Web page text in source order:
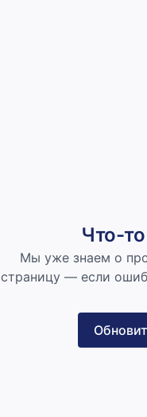
Что-
Мы уже знаем о
страницу — если